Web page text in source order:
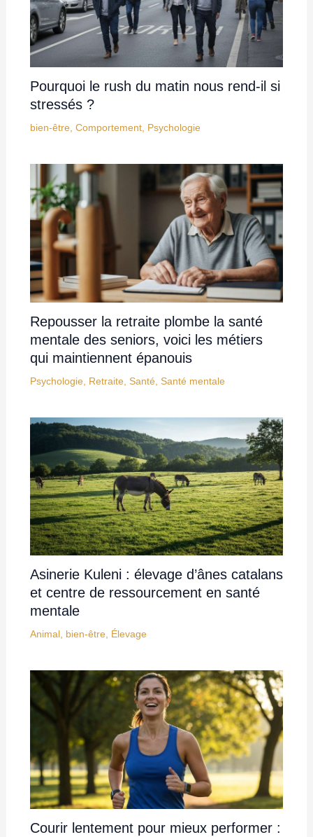
Pourquoi le rush du matin nous rend-il si
stressés ?
bien-être, Comportement, Psychologie
Repousser la retraite plombe la santé
mentale des seniors, voici les métiers
qui maintiennent épanouis
Psychologie Retraite Santé Santé mentale
Asinerie Kuleni : élevage d’ânes catalans
et centre de ressourcement en santé
mentale
Animal, bien-être, Élevage
Courir lentement pour mieux performer :